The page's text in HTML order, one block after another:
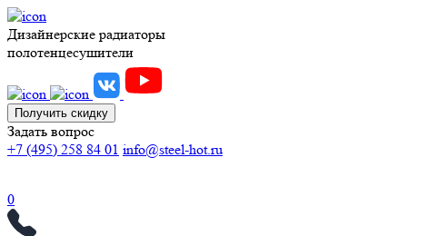
Дизайнерские радиаторы
полотенцесушители
Получить скидку
Задать вопрос
+7 (495) 258 84 01 info@steel-hot.ru
0